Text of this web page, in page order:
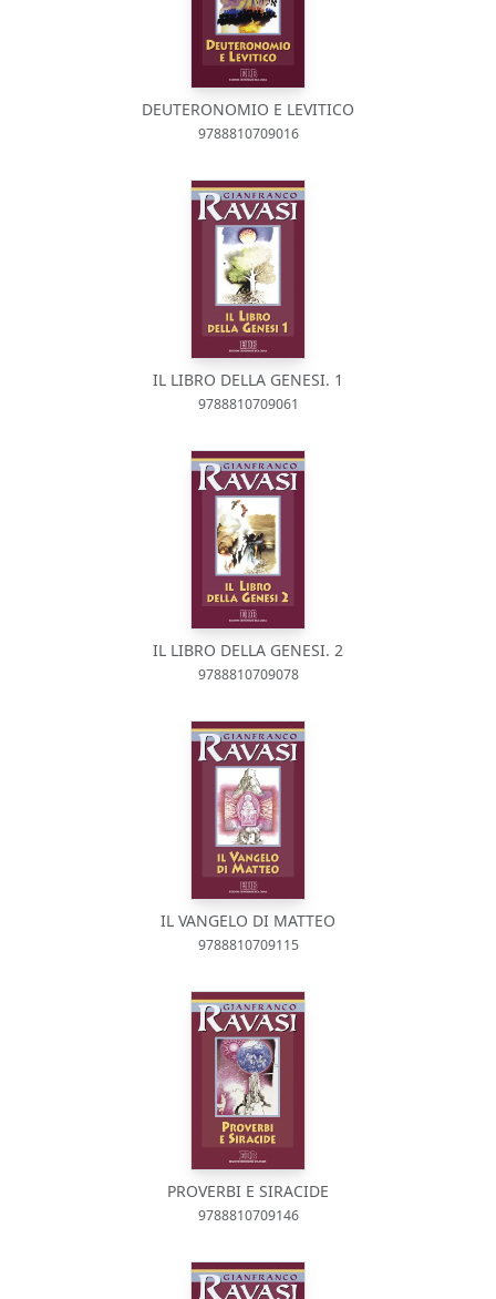
DEUTERONOMIO E LEVITICO
9788810709016
IL LIBRO DELLA GENESI. 1
9788810709061
IL LIBRO DELLA GENESI. 2
9788810709078
IL VANGELO DI MATTEO
9788810709115
PROVERBI E SIRACIDE
9788810709146